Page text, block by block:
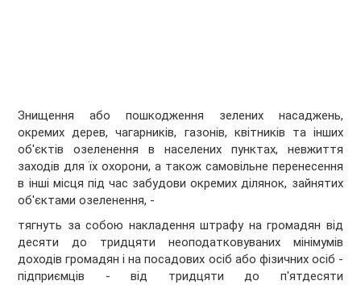
Знищення або пошкодження зелених насаджень,
окремих дерев, чагарників, газонів, квітників та інших
об'єктів озеленення в населених пунктах, невжиття
заходів для їх охорони, а також самовільне перенесення
в інші місця під час забудови окремих ділянок, зайнятих
об'єктами озеленення, -
тягнуть за собою накладення штрафу на громадян від
десяти до тридцяти неоподатковуваних мінімумів
доходів громадян і на посадових осіб або фізичних осіб -
підприємців - від тридцяти до п'ятдесяти